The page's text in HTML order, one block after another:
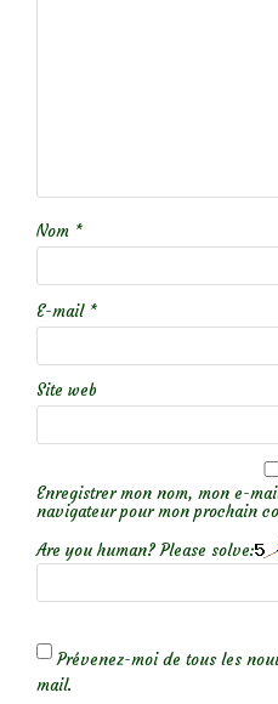
Nom *
E-mail *
Site web
Enregistrer mon nom, mon e-
navigateur pour mon prochain
Are you human? Please solve:
Prévenez-moi de tous les
mail.